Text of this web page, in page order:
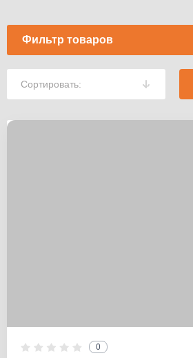
Фильтр товаров
Сортировать:
0